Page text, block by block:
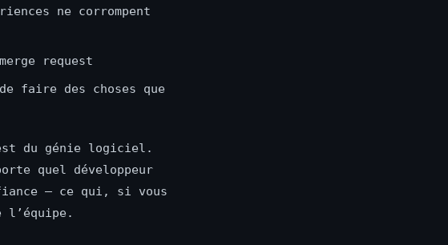
ne corrompent
request
faire des choses que
du génie logiciel.
quel développeur
— ce qui, si vous
l’équipe.